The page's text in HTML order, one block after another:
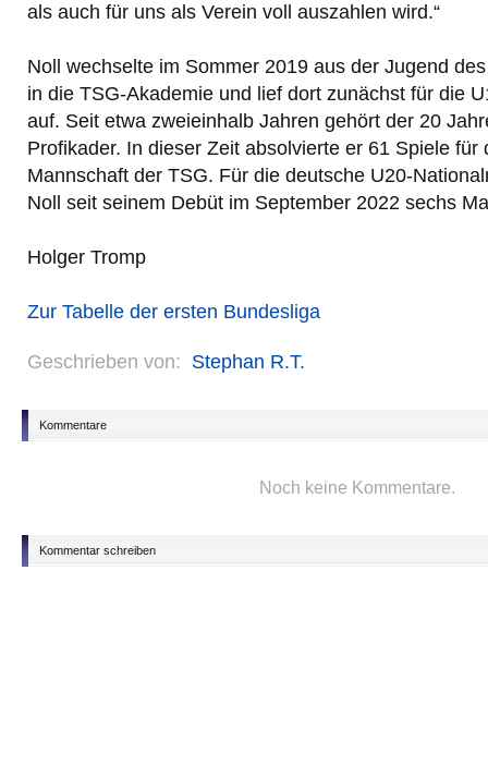
als auch für uns als Verein voll auszahlen wird.“
Noll wechselte im Sommer 2019 aus der Jugend
in die TSG-Akademie und lief dort zunächst für die
auf. Seit etwa zweieinhalb Jahren gehört der 20
Profikader. In dieser Zeit absolvierte er 61 Spiele für
Mannschaft der TSG. Für die deutsche U20-
Noll seit seinem Debüt im September 2022 sechs
Holger Tromp
Zur Tabelle der ersten Bundesliga
Geschrieben von: Stephan R.T.
Kommentare
Noch keine Kommentare.
Kommentar schreiben